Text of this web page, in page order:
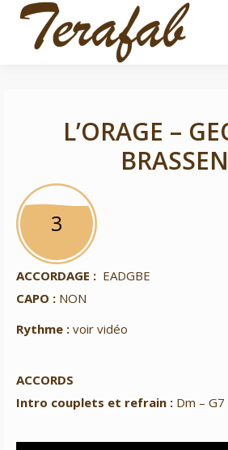
L’ORAGE –
3
3
ACCORDAGE : EADGBE
CAPO : NON
Rythme : voir vidéo
ACCORDS
Intro couplets et refrain : Dm – G7